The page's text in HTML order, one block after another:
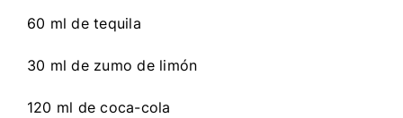
60 ml de tequila
30 ml de zumo de limón
120 ml de coca-cola